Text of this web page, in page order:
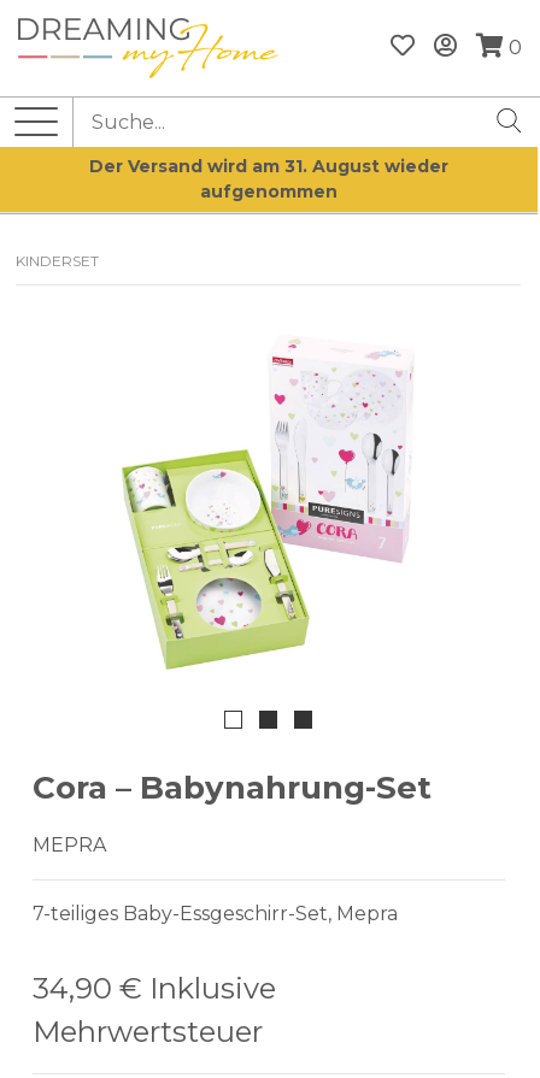
0
Der Versand wird am 31. August wieder
aufgenommen
KINDERSET
Cora – Babynahrung-Set
MEPRA
7-teiliges Baby-Essgeschirr-Set, Mepra
34,90 € Inklusive
Mehrwertsteuer